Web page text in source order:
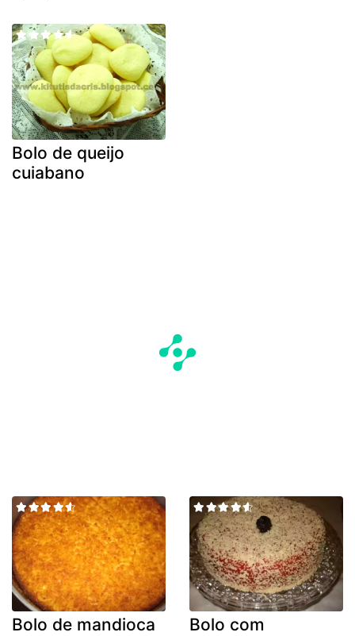
Bolo de queijo
cuiabano
Bolo de mandioca
Bolo com